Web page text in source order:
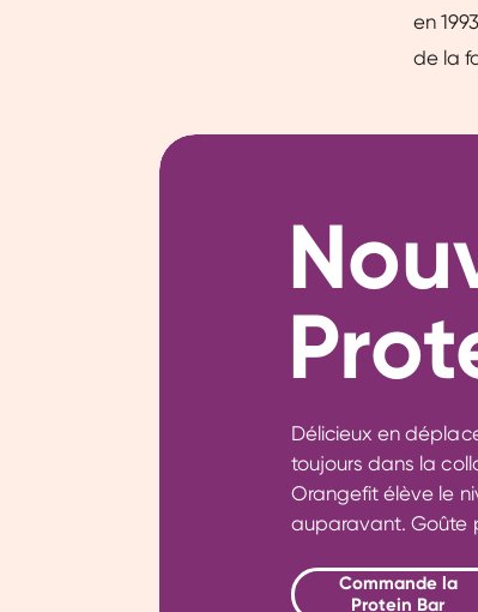
en
de la
Délicieux en
toujours dans la
Orangefit élève le
auparavant. Goûte
Commande la
Protein Bar